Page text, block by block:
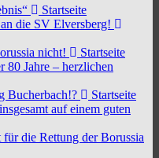
Startseite
die SV Elversberg!
nicht!
Startseite
80 Jahre – herzlichen
Bucherbach!?
Startseite
auf einem guten
die Rettung der Borussia